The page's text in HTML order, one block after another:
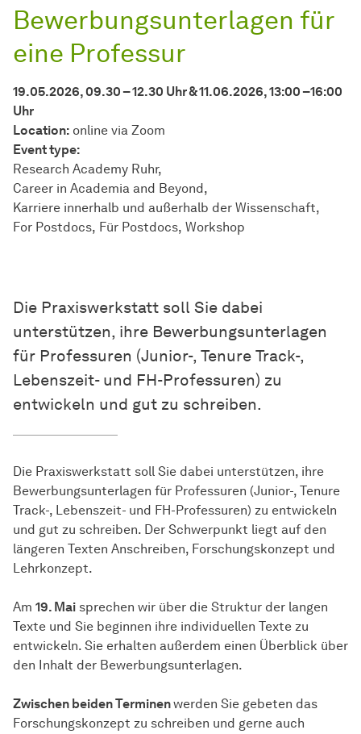
Bewerbungsunterlagen für
eine Professur
19.05.2026, 09.30 – 12.30 Uhr & 11.06.2026, 13:00 –16:00
Uhr
Location: online via Zoom
Event type:
Research Academy Ruhr
Career in Academia and Beyond
Karriere innerhalb und außerhalb der Wissenschaft
For Postdocs Für Postdocs Workshop
Die Praxiswerkstatt soll Sie dabei
unterstützen, ihre Bewerbungsunterlagen
für Professuren (Junior-, Tenure Track-,
Lebenszeit- und FH-Professuren) zu
entwickeln und gut zu schreiben.
Die Praxiswerkstatt soll Sie dabei unterstützen, ihre
Bewerbungsunterlagen für Professuren (Junior-, Tenure
Track-, Lebenszeit- und FH-Professuren) zu entwickeln
und gut zu schreiben. Der Schwerpunkt liegt auf den
längeren Texten Anschreiben, Forschungskonzept und
Lehrkonzept.
Am 19. Mai sprechen wir über die Struktur der langen
Texte und Sie beginnen ihre individuellen Texte zu
entwickeln. Sie erhalten außerdem einen Überblick über
den Inhalt der Bewerbungsunterlagen.
Zwischen beiden Terminenwerden Sie gebeten das
Forschungskonzept zu schreiben und gerne auch